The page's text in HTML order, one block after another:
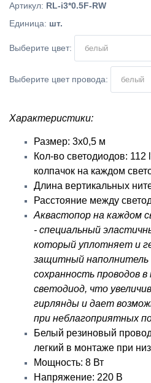
Артикул: RL-i3*0.5F-RW
Единица: шт.
Выберите цвет:
Выберите цвет провода:
Характеристики:
Размер: 3х0,5 м
Кол-во светодиодов: 112
колпачок на каждом
Длина вертикальных
Расстояние между
Аквастопор на каждом
- специальный
который уплотняет и
защитный
сохранность проводов
светодиод, что
гирлянды и дает
при неблагоприятных
Белый резиновый
легкий в монтаже при
Мощность: 8 Вт
Напряжение: 220 В